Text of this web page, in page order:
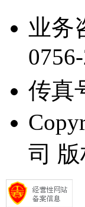
业务
传真
司